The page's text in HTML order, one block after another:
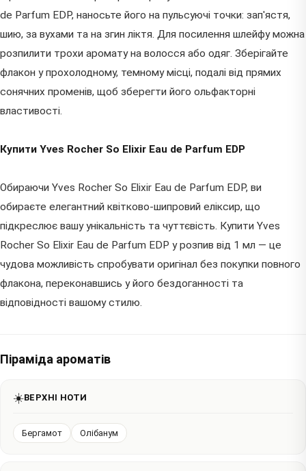
de Parfum EDP, наносьте його на пульсуючі точки: зап'ястя,
шию, за вухами та на згин ліктя. Для посилення шлейфу можна
розпилити трохи аромату на волосся або одяг. Зберігайте
флакон у прохолодному, темному місці, подалі від прямих
сонячних променів, щоб зберегти його ольфакторні
властивості.
Купити Yves Rocher So Elixir Eau de Parfum EDP
Обираючи Yves Rocher So Elixir Eau de Parfum EDP, ви
обираєте елегантний квітково-шипровий еліксир, що
підкреслює вашу унікальність та чуттєвість. Купити Yves
Rocher So Elixir Eau de Parfum EDP у розпив від 1 мл — це
чудова можливість спробувати оригінал без покупки повного
флакона, переконавшись у його бездоганності та
відповідності вашому стилю.
Піраміда ароматів
☀️ВЕРХНІ НОТИ
Бергамот Олібанум